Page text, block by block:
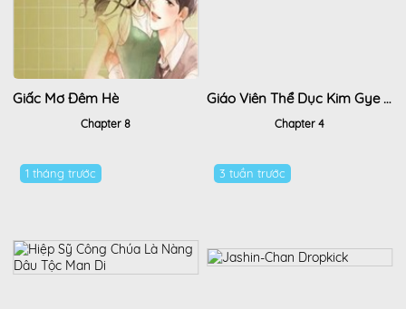
Giấc Mơ Đêm Hè
Chapter 8
Giáo Viên Thể Dục Kim Gye Ran
Chapter 4
1 tháng trước 3 tuần trước